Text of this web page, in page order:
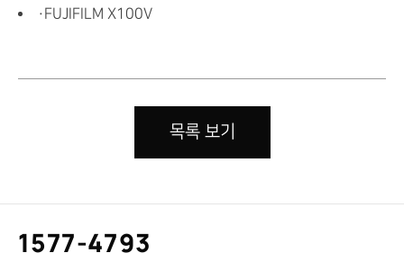
・FUJIFILM X100V
목록 보기
고
1577-4793